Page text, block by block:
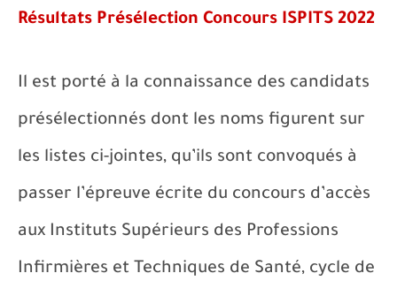
Résultats Présélection Concours ISPITS 2022
Il est porté à la connaissance des candidats
présélectionnés dont les noms figurent sur
les listes ci-jointes, qu’ils sont convoqués à
passer l’épreuve écrite du concours d’accès
aux Instituts Supérieurs des Professions
Infirmières et Techniques de Santé, cycle de